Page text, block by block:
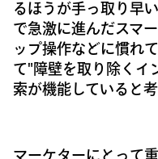
るほうが手っ取り早
で急激に進んだスマ
ップ操作などに慣れ
て"障壁を取り除くイ
索が機能していると考
マーケターにとって